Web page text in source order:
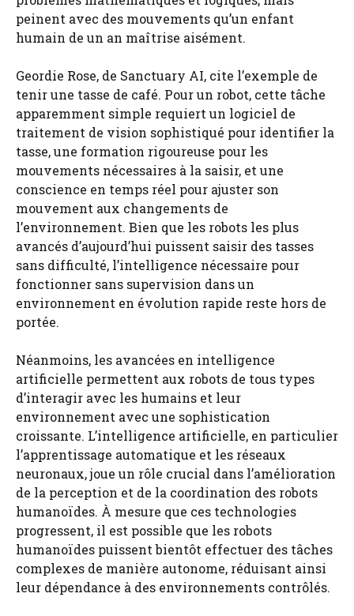
peinent avec des mouvements qu’un enfant
humain de un an maîtrise aisément.
Geordie Rose, de Sanctuary AI, cite l’exemple de
tenir une tasse de café. Pour un robot, cette tâche
apparemment simple requiert un logiciel de
traitement de vision sophistiqué pour identifier la
tasse, une formation rigoureuse pour les
mouvements nécessaires à la saisir, et une
conscience en temps réel pour ajuster son
mouvement aux changements de
l’environnement. Bien que les robots les plus
avancés d’aujourd’hui puissent saisir des tasses
sans difficulté, l’intelligence nécessaire pour
fonctionner sans supervision dans un
environnement en évolution rapide reste hors de
portée.
Néanmoins, les avancées en intelligence
artificielle permettent aux robots de tous types
d’interagir avec les humains et leur
environnement avec une sophistication
croissante. L’intelligence artificielle, en particulier
l’apprentissage automatique et les réseaux
neuronaux, joue un rôle crucial dans l’amélioration
de la perception et de la coordination des robots
humanoïdes. À mesure que ces technologies
progressent, il est possible que les robots
humanoïdes puissent bientôt effectuer des tâches
complexes de manière autonome, réduisant ainsi
leur dépendance à des environnements contrôlés.